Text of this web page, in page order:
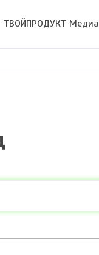
ТВОЙПРОДУКТ Медиа